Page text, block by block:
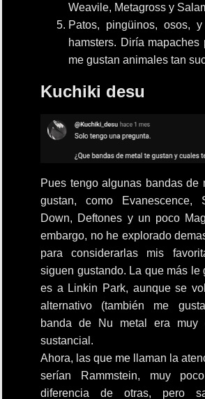
Weavile, Metagross y
Patos, pingüinos, osos,
hamsters. Diría mapaches
me gustan animales tan
Kuchiki desu
Pues tengo algunas bandas de
gustan, como Evanescence,
Down, Deftones y un poco
embargo, no he explorado
para considerarlas mis
siguen gustando. La que más le
es a Linkin Park, aunque se
alternativo (también me
banda de Nu metal era muy
sustancial.
Ahora, las que me llaman la
serían Rammstein, muy
diferencia de otras, pero